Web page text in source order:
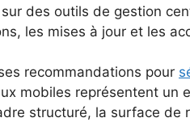
sur des outils de gestion
les mises à jour et les
recommandations pour
mobiles représentent un
structuré, la surface de